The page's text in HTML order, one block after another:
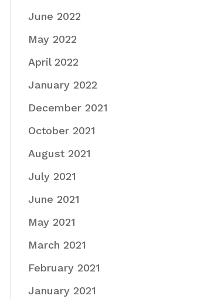
June 2022
May 2022
April 2022
January 2022
December 2021
October 2021
August 2021
July 2021
June 2021
May 2021
March 2021
February 2021
January 2021